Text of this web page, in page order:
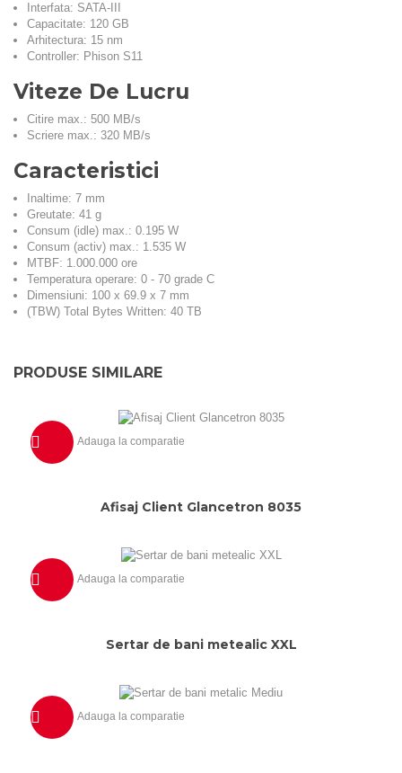
Interfata: SATA-III
Capacitate: 120 GB
Arhitectura: 15 nm
Controller: Phison S11
Viteze De Lucru
Citire max.: 500 MB/s
Scriere max.: 320 MB/s
Caracteristici
Inaltime: 7 mm
Greutate: 41 g
Consum (idle) max.: 0.195 W
Consum (activ) max.: 1.535 W
MTBF: 1.000.000 ore
Temperatura operare: 0 - 70 grade C
Dimensiuni: 100 x 69.9 x 7 mm
(TBW) Total Bytes Written: 40 TB
PRODUSE SIMILARE
Adauga la comparatie
Afisaj Client Glancetron 8035
Adauga la comparatie
Sertar de bani metealic XXL
Adauga la comparatie